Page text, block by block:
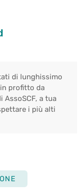
di lunghissimo
profitto da
AssoSCF, a tua
i più alti